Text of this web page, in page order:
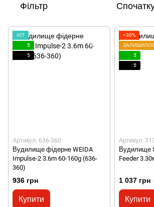
Фільтр
ХІТ
5
5
Артикул: 636-360
Вудилище фідерне WEIDA
Impulse-2 3.6m 60-160g (636-
360)
936 грн
Купити
−30%
5
5
Артикул:
Вудилище
Feeder
1 037 грн
Купити